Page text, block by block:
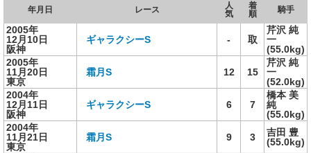
年月日 レース
人
気
着
順
騎手
2005年
12月10日
阪神
ギャラクシーS - 取
芹沢 純
一
(55.0kg)
2005年
11月20日
東京
霜月S 12 15
芹沢 純
一
(52.0kg)
2004年
12月11日
阪神
ギャラクシーS 6 7
橋本 美
純
(55.0kg)
2004年
11月21日
東京
霜月S 9 3
吉田 豊
(55.0kg)